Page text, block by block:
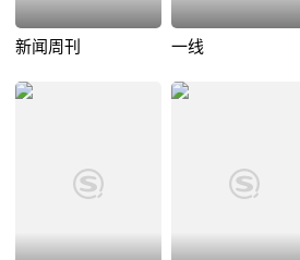
新闻周刊 一线